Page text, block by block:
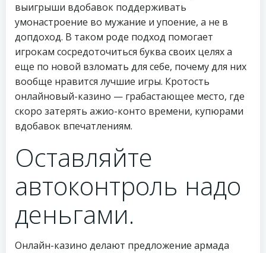
выигрыши вдобавок поддерживать
умонастроение во мужание и упоение, а не в
допдоход. В таком роде подход помогает
игрокам сосредоточиться буква своих целях а
еще по новой взломать для себе, почему для них
вообще нравится лучшие игры. Кротость
онлайновый-казино — грабастающее место, где
скоро затерять ажио-конто времени, купюрами
вдобавок впечатлениям.
Оставляйте
автоконтроль надо
деньгами.
Онлайн-казино делают предложение армада